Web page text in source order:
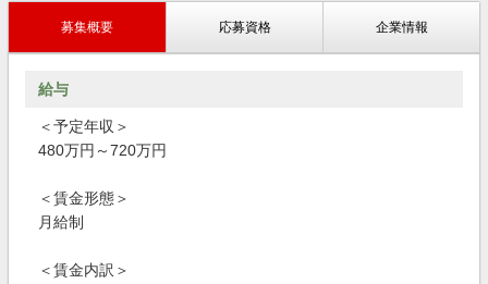
募集概要 応募資格 企業情報
給与
＜予定年収＞
480万円～720万円
＜賃金形態＞
月給制
＜賃金内訳＞